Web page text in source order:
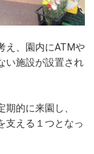
え、園内にATMや
い施設が設置され
的に来園し、
支える１つとなっ